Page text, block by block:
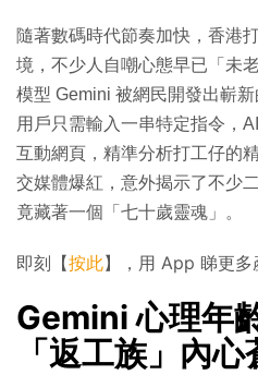
隨著數碼時代節奏加快，香港
境，不少人自嘲心態早已「未
模型 Gemini 被網民開發出嶄
用戶只需輸入一串特定指令，
互動網頁，精準分析打工仔的
交媒體爆紅，意外揭示了不少
竟藏著一個「七十歲靈魂」。
即刻【按此】，用 App 睇更多
Gemini 心理年
「返工族」內